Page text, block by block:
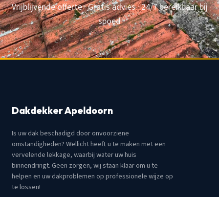
Vrijblijvende offerte · Gratis advies · 24/7 bereikbaar bij
spoed
Dakdekker Apeldoorn
Is uw dak beschadigd door onvoorziene
omstandigheden? Wellicht heeft u te maken met een
vervelende lekkage, waarbij water uw huis
binnendringt. Geen zorgen, wij staan klaar om u te
helpen en uw dakproblemen op professionele wijze op
te lossen!